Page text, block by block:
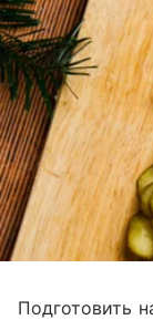
Подготовить